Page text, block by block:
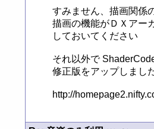
すみません、描画関係
描画の機能がＤＸアー
しておいてください
それ以外で
修正版をアップしまし